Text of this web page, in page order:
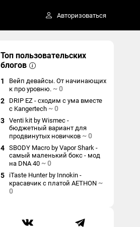
Авторизоваться
Топ пользовательских
блогов
1
Вейп девайсы. От начинающих
к про уровню. ~0
2
DRIP EZ - сходим с ума вместе
с Kangertech ~0
3 Venti kit by Wismec -
бюджетный вариант для
продвинутых новичков ~0
4 SBODY Macro by Vapor Shark -
самый маленький бокс - мод
на DNA 40 ~0
5
iTaste Hunter by Innokin -
красавчик с платой AETHON ~
0